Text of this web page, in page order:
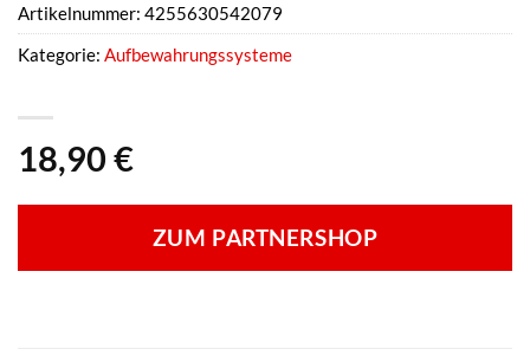
18,90 €
ZUM PARTNERSHOP
Artikelnummer: 4255630542079
Kategorie: Aufbewahrungssysteme